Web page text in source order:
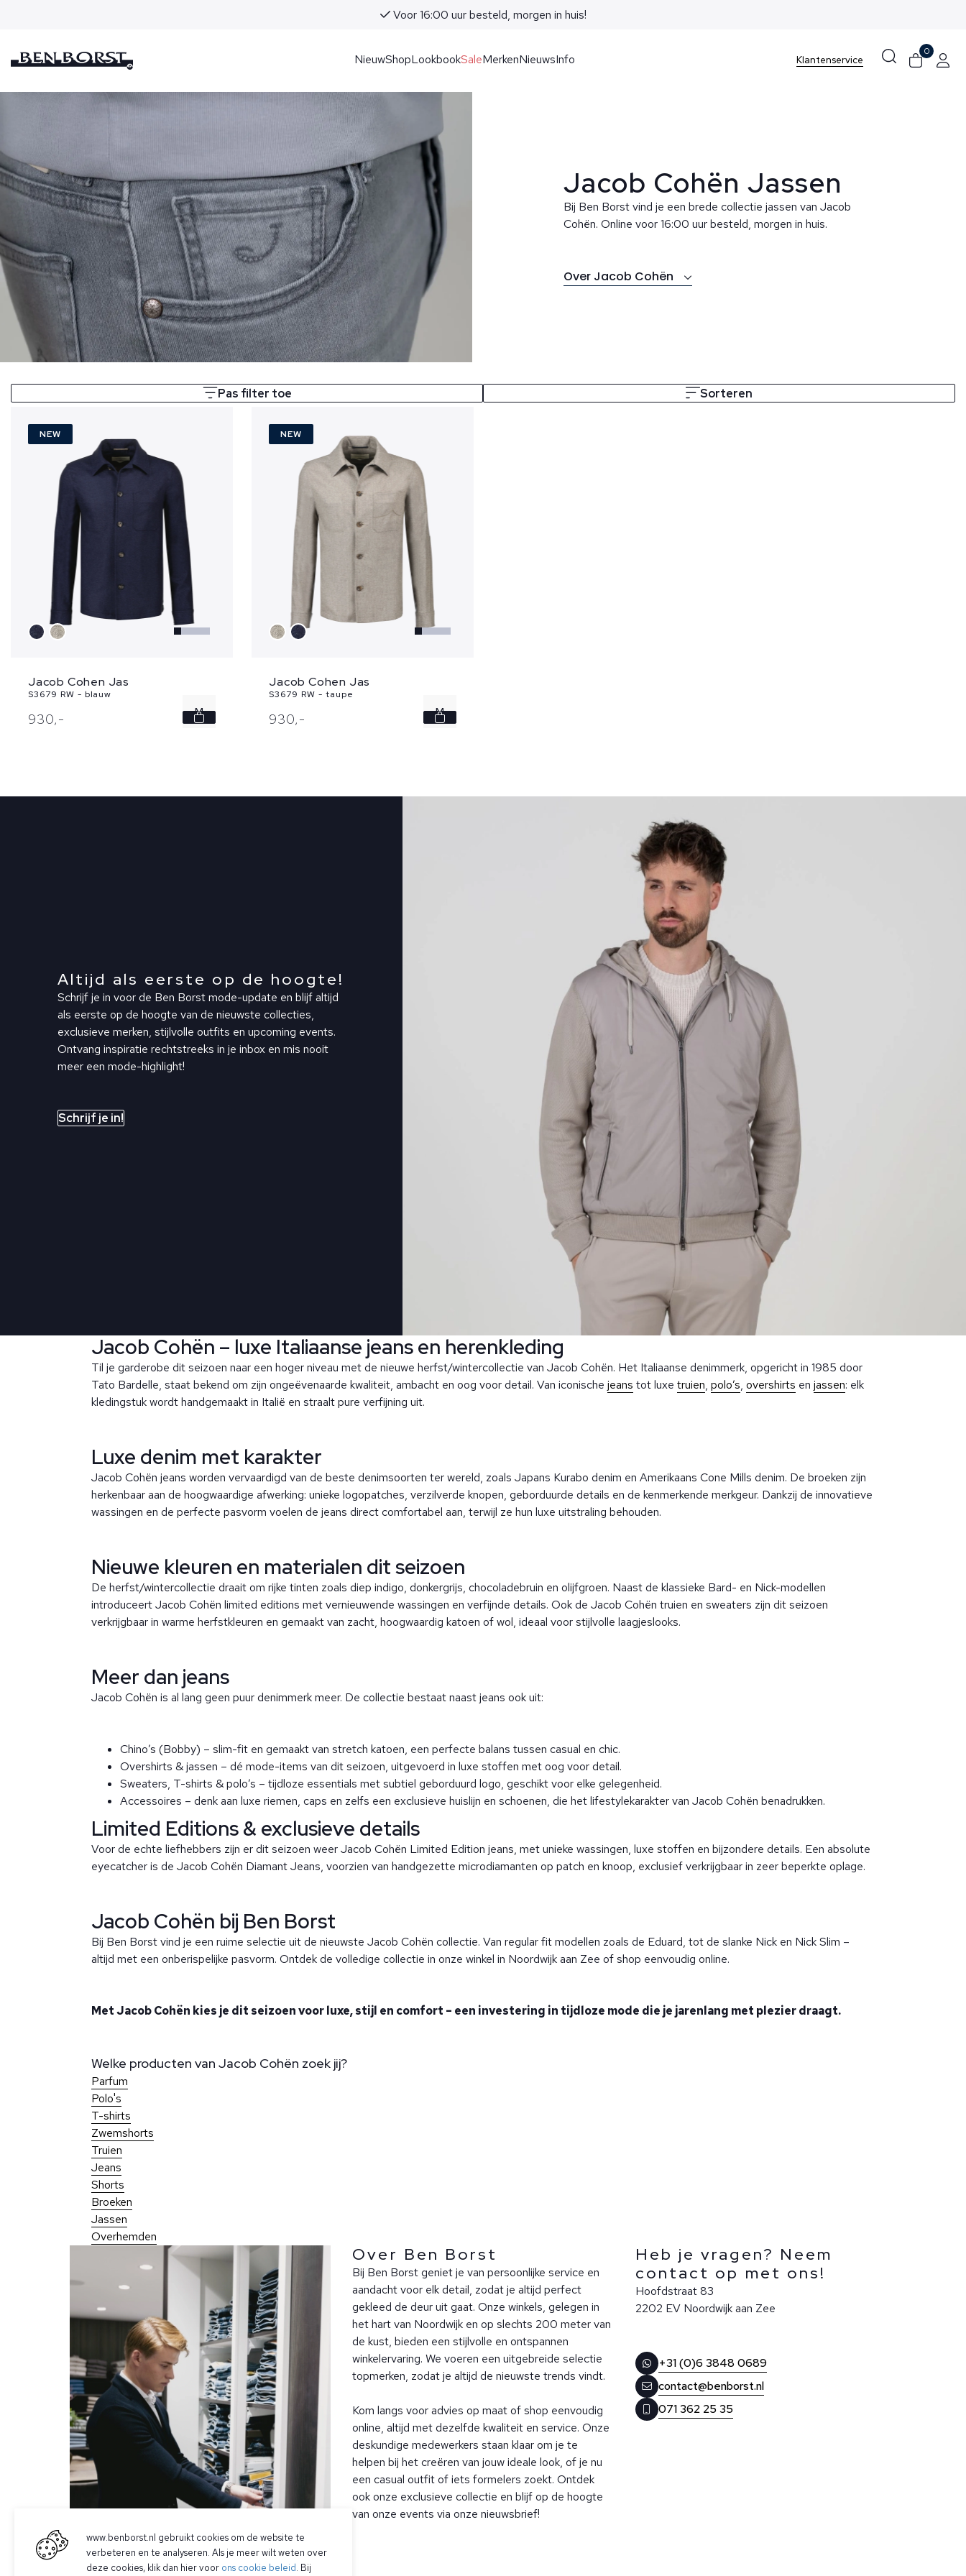
Voor 16:00 uur besteld, morgen in huis!
NieuwShopLookbookSaleMerkenNieuwsInfo Klantenservice
0
Jacob Cohën Jassen
Bij Ben Borst vind je een brede collectie jassen van Jacob
Cohën. Online voor 16:00 uur besteld, morgen in huis.
Over Jacob Cohën
Pas filter toe Sorteren
NEW
Jacob Cohen Jas
S3679 RW - blauw
930,- M
NEW
Jacob Cohen Jas
S3679 RW - taupe
930,- M
Altijd als eerste op de hoogte!
Schrijf je in voor de Ben Borst mode-update en blijf altijd
als eerste op de hoogte van de nieuwste collecties,
exclusieve merken, stijlvolle outfits en upcoming events.
Ontvang inspiratie rechtstreeks in je inbox en mis nooit
meer een mode-highlight!
Schrijf je in!
Jacob Cohën – luxe Italiaanse jeans en herenkleding
Til je garderobe dit seizoen naar een hoger niveau met de nieuwe herfst/wintercollectie van Jacob Cohën. Het Italiaanse denimmerk, opgericht in 1985 door
Tato Bardelle, staat bekend om zijn ongeëvenaarde kwaliteit, ambacht en oog voor detail. Van iconische jeans tot luxe truien, polo’s, overshirts en jassen: elk
kledingstuk wordt handgemaakt in Italië en straalt pure verfijning uit.
Luxe denim met karakter
Jacob Cohën jeans worden vervaardigd van de beste denimsoorten ter wereld, zoals Japans Kurabo denim en Amerikaans Cone Mills denim. De broeken zijn
herkenbaar aan de hoogwaardige afwerking: unieke logopatches, verzilverde knopen, geborduurde details en de kenmerkende merkgeur. Dankzij de innovatieve
wassingen en de perfecte pasvorm voelen de jeans direct comfortabel aan, terwijl ze hun luxe uitstraling behouden.
Nieuwe kleuren en materialen dit seizoen
De herfst/wintercollectie draait om rijke tinten zoals diep indigo, donkergrijs, chocoladebruin en olijfgroen. Naast de klassieke Bard- en Nick-modellen
introduceert Jacob Cohën limited editions met vernieuwende wassingen en verfijnde details. Ook de Jacob Cohën truien en sweaters zijn dit seizoen
verkrijgbaar in warme herfstkleuren en gemaakt van zacht, hoogwaardig katoen of wol, ideaal voor stijlvolle laagjeslooks.
Meer dan jeans
Jacob Cohën is al lang geen puur denimmerk meer. De collectie bestaat naast jeans ook uit:
Chino’s (Bobby) – slim-fit en gemaakt van stretch katoen, een perfecte balans tussen casual en chic.
Overshirts & jassen – dé mode-items van dit seizoen, uitgevoerd in luxe stoffen met oog voor detail.
Sweaters, T-shirts & polo’s – tijdloze essentials met subtiel geborduurd logo, geschikt voor elke gelegenheid.
Accessoires – denk aan luxe riemen, caps en zelfs een exclusieve huislijn en schoenen, die het lifestylekarakter van Jacob Cohën benadrukken.
Limited Editions & exclusieve details
Voor de echte liefhebbers zijn er dit seizoen weer Jacob Cohën Limited Edition jeans, met unieke wassingen, luxe stoffen en bijzondere details. Een absolute
eyecatcher is de Jacob Cohën Diamant Jeans, voorzien van handgezette microdiamanten op patch en knoop, exclusief verkrijgbaar in zeer beperkte oplage.
Jacob Cohën bij Ben Borst
Bij Ben Borst vind je een ruime selectie uit de nieuwste Jacob Cohën collectie. Van regular fit modellen zoals de Eduard, tot de slanke Nick en Nick Slim –
altijd met een onberispelijke pasvorm. Ontdek de volledige collectie in onze winkel in Noordwijk aan Zee of shop eenvoudig online.
Met Jacob Cohën kies je dit seizoen voor luxe, stijl en comfort – een investering in tijdloze mode die je jarenlang met plezier draagt.
Welke producten van Jacob Cohën zoek jij?
Parfum
Polo's
T-shirts
Zwemshorts
Truien
Jeans
Shorts
Broeken
Jassen
Overhemden
Over Ben Borst
Bij Ben Borst geniet je van persoonlijke service en
aandacht voor elk detail, zodat je altijd perfect
gekleed de deur uit gaat. Onze winkels, gelegen in
het hart van Noordwijk en op slechts 200 meter van
de kust, bieden een stijlvolle en ontspannen
winkelervaring. We voeren een uitgebreide selectie
topmerken, zodat je altijd de nieuwste trends vindt.
Kom langs voor advies op maat of shop eenvoudig
online, altijd met dezelfde kwaliteit en service. Onze
deskundige medewerkers staan klaar om je te
helpen bij het creëren van jouw ideale look, of je nu
een casual outfit of iets formelers zoekt. Ontdek
ook onze exclusieve collectie en blijf op de hoogte
van onze events via onze nieuwsbrief!
Heb je vragen? Neem
contact op met ons!
Hoofdstraat 83
2202 EV Noordwijk aan Zee
+31 (0)6 3848 0689
contact@benborst.nl
071 362 25 35
www.benborst.nl gebruikt cookies om de website te
verbeteren en te analyseren. Als je meer wilt weten over
deze cookies, klik dan hier voor ons cookie beleid. Bij